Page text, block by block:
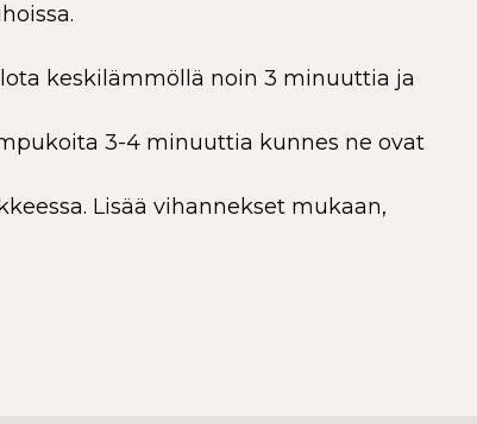
keskilämmöllä noin 3 minuuttia ja
3-4 minuuttia kunnes ne ovat
Lisää vihannekset mukaan,